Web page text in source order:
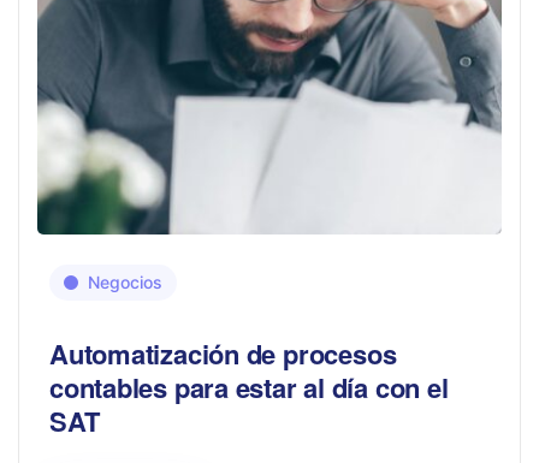
Negocios
Automatización de procesos
contables para estar al día con el
SAT